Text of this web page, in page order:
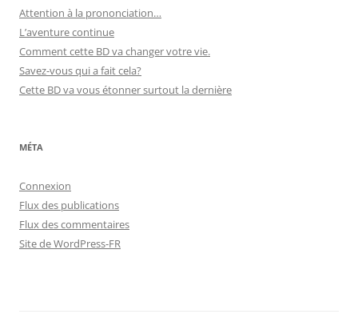
Attention à la prononciation…
L’aventure continue
Comment cette BD va changer votre vie.
Savez-vous qui a fait cela?
Cette BD va vous étonner surtout la dernière
MÉTA
Connexion
Flux des publications
Flux des commentaires
Site de WordPress-FR